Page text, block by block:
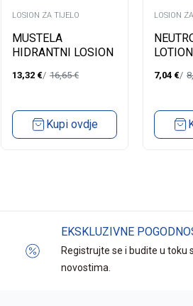
LOSION ZA TIJELO
MUSTELA
HIDRANTNI LOSION
NORMALNA KOŽA
13,32 € 16,65€
Kupi ovdje
LOSION
SKIN
7,04 €
EKSKLUZIVNE
Registrujte se i budite u toku
novostima.